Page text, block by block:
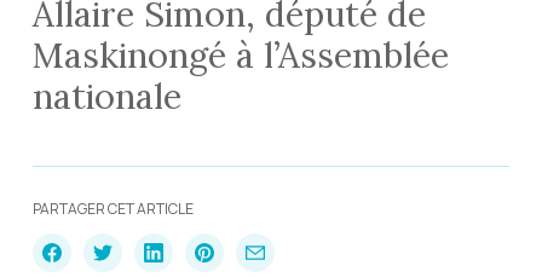
Allaire Simon, député de
Maskinongé à l’Assemblée
nationale
PARTAGER CET ARTICLE